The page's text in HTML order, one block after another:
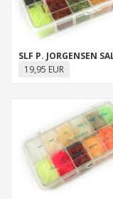
19,95 EUR